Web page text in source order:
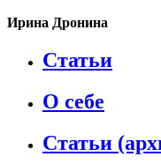
Ирина Дронина
Статьи
О себе
Статьи